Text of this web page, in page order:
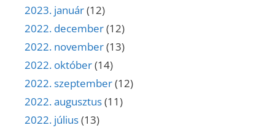
2023. január(12)
2022. december(12)
2022. november(13)
2022. október(14)
2022. szeptember(12)
2022. augusztus(11)
2022. július(13)